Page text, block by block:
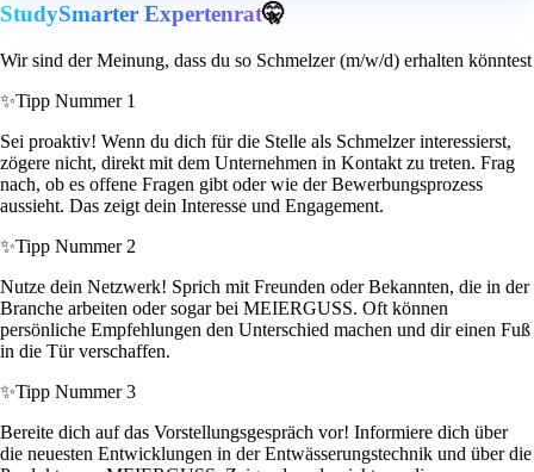
StudySmarter Expertenrat🤫
Wir sind der Meinung, dass du so Schmelzer (m/w/d) erhalten könntest
✨Tipp Nummer 1
Sei proaktiv! Wenn du dich für die Stelle als Schmelzer interessierst,
zögere nicht, direkt mit dem Unternehmen in Kontakt zu treten. Frag
nach, ob es offene Fragen gibt oder wie der Bewerbungsprozess
aussieht. Das zeigt dein Interesse und Engagement.
✨Tipp Nummer 2
Nutze dein Netzwerk! Sprich mit Freunden oder Bekannten, die in der
Branche arbeiten oder sogar bei MEIERGUSS. Oft können
persönliche Empfehlungen den Unterschied machen und dir einen Fuß
in die Tür verschaffen.
✨Tipp Nummer 3
Bereite dich auf das Vorstellungsgespräch vor! Informiere dich über
die neuesten Entwicklungen in der Entwässerungstechnik und über die